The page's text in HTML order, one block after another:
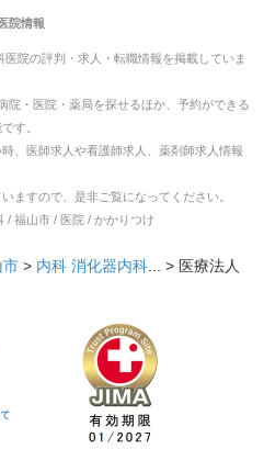
院情報
医院の評判・求人・転職情報を掲載していま
院・医院・薬局を探せるほか、予約ができる
す。
、医師求人や看護師求人、薬剤師求人情報
ますので、是非ご覧になってください。
/ 福山市 / 医院 / かかりつけ
市 > 内科 消化器内科... > 医療法人